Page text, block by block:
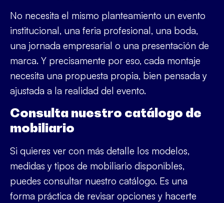
No necesita el mismo planteamiento un evento
institucional, una feria profesional, una boda,
una jornada empresarial o una presentación de
marca. Y precisamente por eso, cada montaje
necesita una propuesta propia, bien pensada y
ajustada a la realidad del evento.
Consulta nuestro catálogo de
mobiliario
Si quieres ver con más detalle los modelos,
medidas y tipos de mobiliario disponibles,
puedes consultar nuestro catálogo. Es una
forma práctica de revisar opciones y hacerte